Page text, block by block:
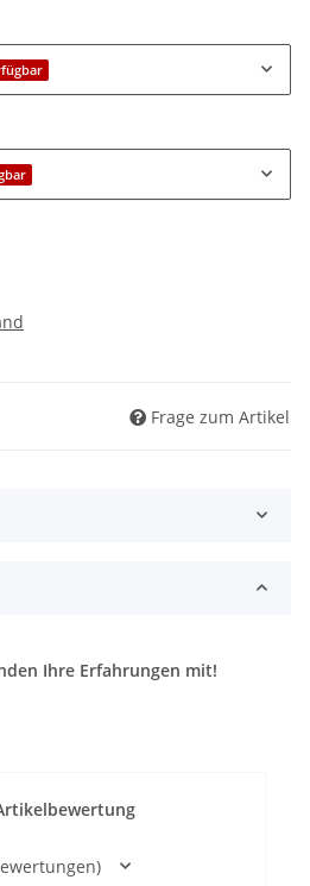
Frage zum Artikel
Ihre Erfahrungen mit!